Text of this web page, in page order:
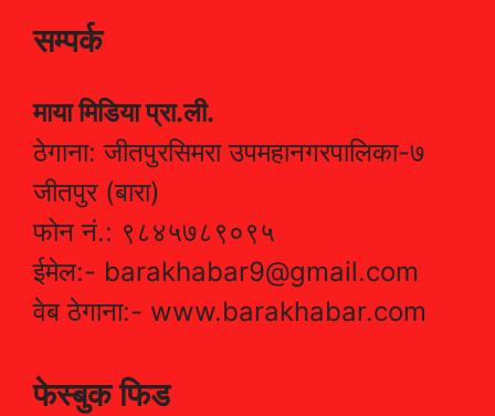
सम्पर्क
माया मिडिया प्रा.ली.
ठेगाना: जीतपुरसिमरा उपमहानगरपालिका-७
जीतपुर (बारा)
फोन नं.: ९८४५७८९०९५
ईमेल:- barakhabar9@gmail.com
वेब ठेगाना:- www.barakhabar.com
फेस्बुक फिड